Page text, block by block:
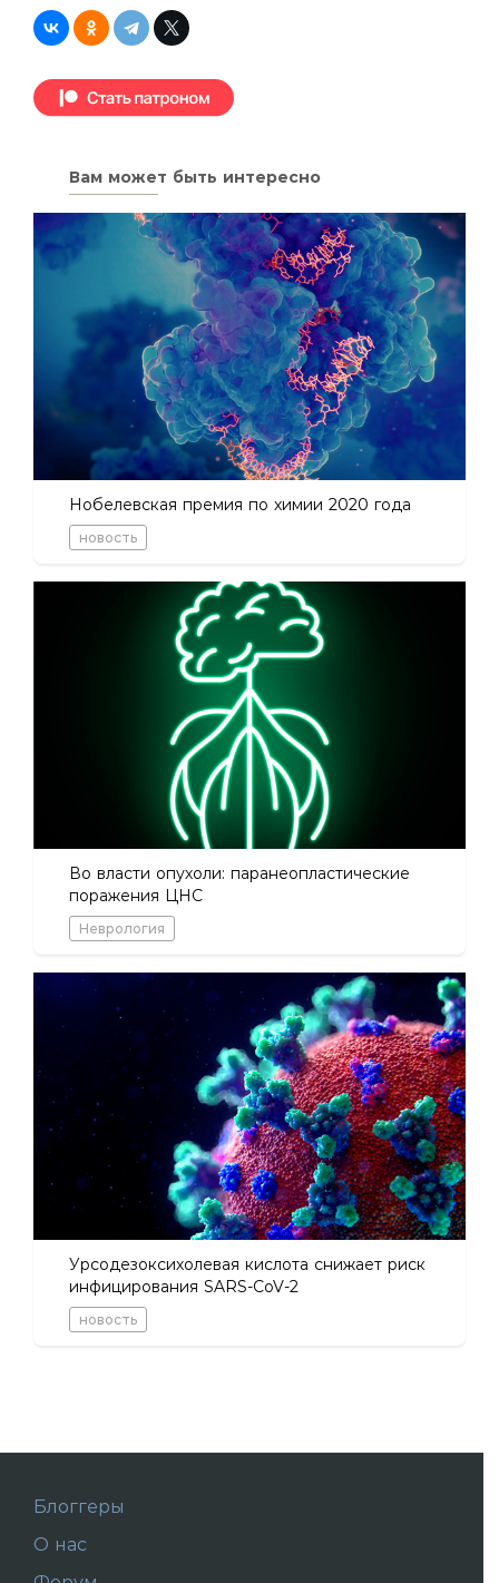
Вам может быть интересно
Нобелевская премия по химии 2020 года
новость
Во власти опухоли: паранеопластические
поражения ЦНС
Неврология
Урсодезоксихолевая кислота снижает риск
инфицирования SARS-CoV-2
новость
Блоггеры
О нас